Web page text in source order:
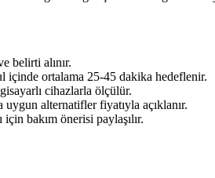
belirti alınır.
ortalama 25-45 dakika hedeflenir.
cihazlarla ölçülür.
uygun alternatifler fiyatıyla açıklanır.
bakım önerisi paylaşılır.